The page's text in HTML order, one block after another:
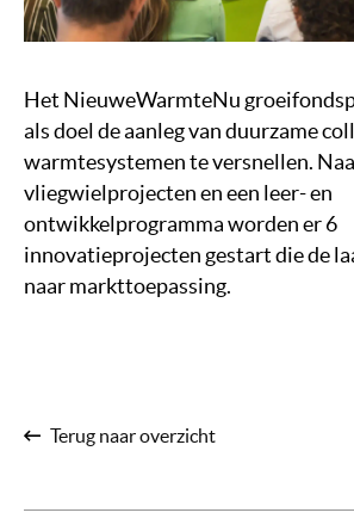
Het NieuweWarmteNu
als doel de aanleg van duurzame
warmtesystemen te versnellen.
vliegwielprojecten en een leer- en
ontwikkelprogramma worden er 6
innovatieprojecten gestart die de
naar markttoepassing.
Terug naar overzicht